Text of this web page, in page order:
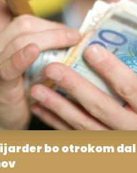
bo otrokom dal